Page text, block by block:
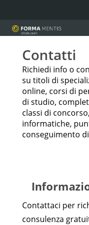
Contatti
Richiedi info o
su titoli di
online, corsi di
di studio,
classi di
informatiche,
conseguimento
Contattaci per
consulenza